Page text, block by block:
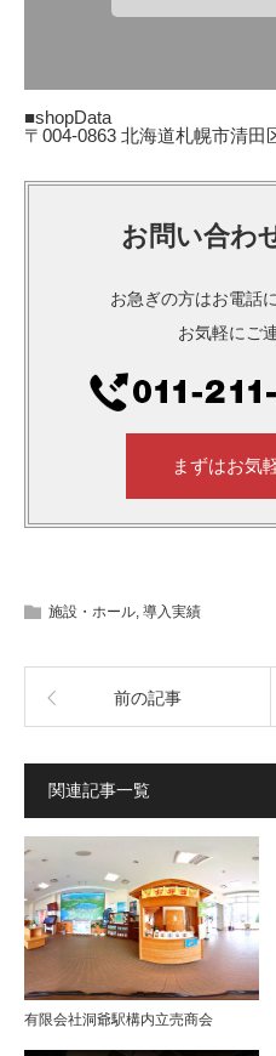
■shopData
〒004-0863 北海道札幌市清田
お問い合わ
お急ぎの方はお電話
お気軽にご
まずはお気
施設・ホール, 導入実績
前の記事
関連記事一覧
有限会社洞爺駅構内立売商会